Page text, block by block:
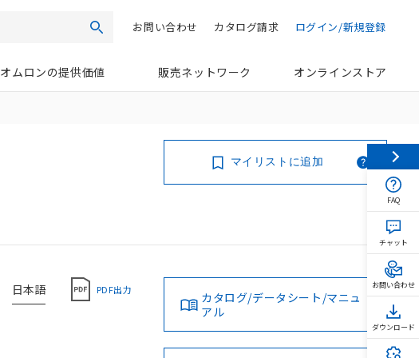
検索 ログイン/新規登録
カタログ請求
お問い合わせ
オムロンの提供価値 販売ネットワーク オンラインストア
マイリストに追加
日本語 PDF出力
カタログ/データシート/マニュ
アル
FAQ
チャット
お問い合わせ
ダウンロード